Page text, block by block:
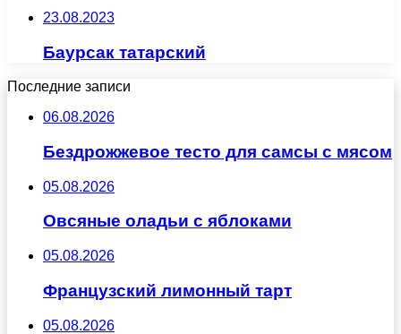
23.08.2023
Баурсак татарский
Последние записи
06.08.2026
Бездрожжевое тесто для самсы с мясом
05.08.2026
Овсяные оладьи с яблоками
05.08.2026
Французский лимонный тарт
05.08.2026